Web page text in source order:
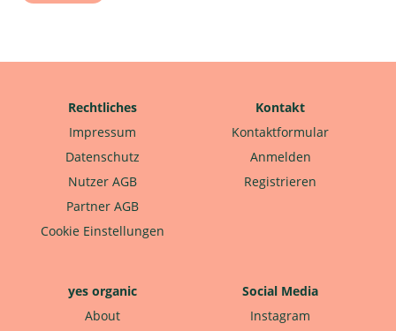
Rechtliches
Impressum
Datenschutz
Nutzer AGB
Partner AGB
Cookie Einstellungen
Kontakt
Kontaktformular
Anmelden
Registrieren
yes organic
About
Social Media
Instagram